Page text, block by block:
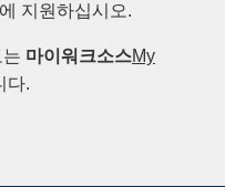
지원하십시오.
마이워크소스My
다.